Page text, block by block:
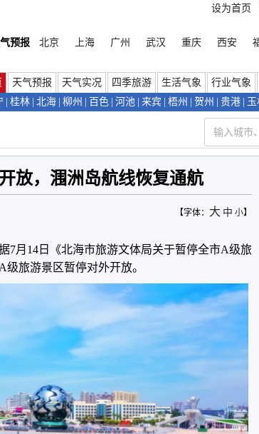
设为首页
预报
北京 上海 广州 武汉 重庆 西安
天气预报 天气实况 四季旅游 生活气象 行业气象
桂林 北海 柳州 百色 河池 来宾 梧州 贺州 贵港
放，涠洲岛航线恢复通航
【字体： 大 中 小】
7月14日《北海市旅游文体局关于暂停全市A级旅
旅游景区暂停对外开放。